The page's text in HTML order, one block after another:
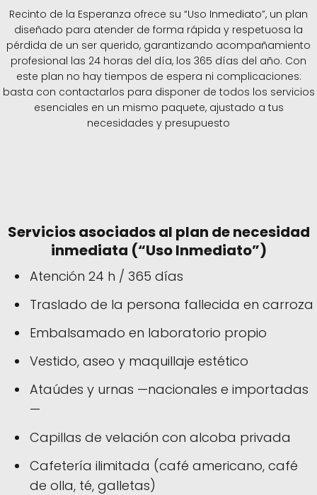
Recinto de la Esperanza ofrece su “Uso Inmediato”, un plan
diseñado para atender de forma rápida y respetuosa la
pérdida de un ser querido, garantizando acompañamiento
profesional las 24 horas del día, los 365 días del año. Con
este plan no hay tiempos de espera ni complicaciones:
basta con contactarlos para disponer de todos los servicios
esenciales en un mismo paquete, ajustado a tus
necesidades y presupuesto
Servicios asociados al plan de necesidad
inmediata (“Uso Inmediato”)
Atención 24 h / 365 días
Traslado de la persona fallecida en carroza
Embalsamado en laboratorio propio
Vestido, aseo y maquillaje estético
Ataúdes y urnas —nacionales e importadas
—
Capillas de velación con alcoba privada
Cafetería ilimitada (café americano, café
de olla, té, galletas)